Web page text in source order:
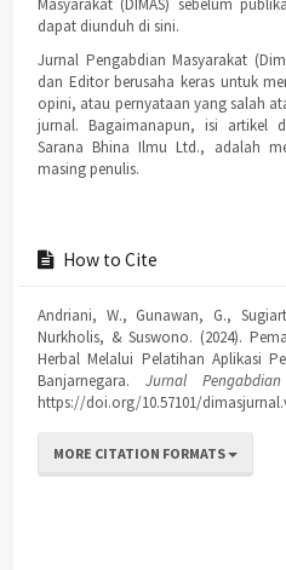
Masyarakat (DIMAS) sebelum
dapat diunduh di sini.
Jurnal Pengabdian Masyarakat
dan Editor berusaha keras untuk
opini, atau pernyataan yang salah
jurnal. Bagaimanapun, isi artikel
Sarana Bhina Ilmu Ltd., adalah
masing penulis.
How to Cite
Andriani, W., Gunawan, G.,
Nurkholis, & Suswono. (2024).
Herbal Melalui Pelatihan Aplikasi
Banjarnegara. Jurnal
https://doi.org/10.57101/
MORE CITATION FORMATS